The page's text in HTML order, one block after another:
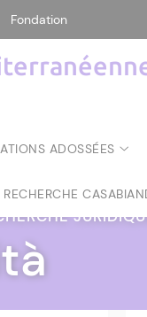
Fondation
ADOSSÉES
RECHERCHE